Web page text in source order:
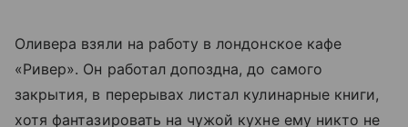
Оливера взяли на работу в лондонское кафе
«Ривер». Он работал допоздна, до самого
закрытия, в перерывах листал кулинарные книги,
хотя фантазировать на чужой кухне ему никто не